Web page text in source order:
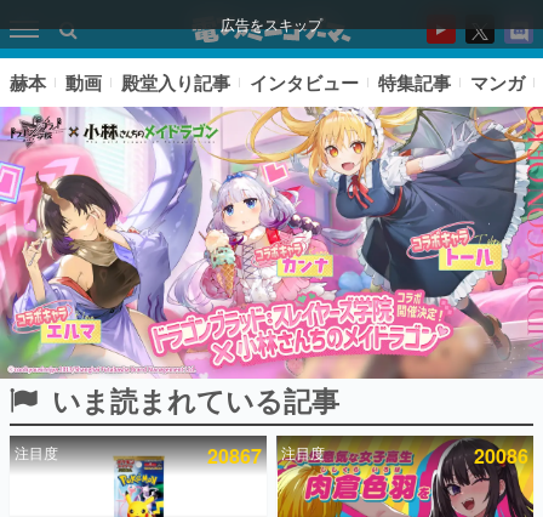
広告をスキップ
ピックアップ
電ファミのいま読まれている記事ランキング
赫本 動画 殿堂入り記事 インタビュー 特集記事 マンガ
いま読まれている記事
注目度 20867 注目度 20086